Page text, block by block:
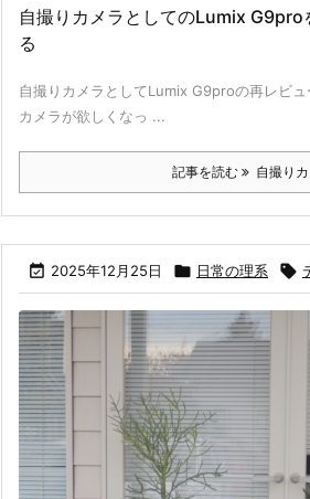
自撮りカメラとしてのLumix G9pro
る
自撮りカメラとしてLumix G9proの再レビ
カメラが欲しくなっ ...
記事を読む 自撮りカ
 2025年12月25日  日常の理系 